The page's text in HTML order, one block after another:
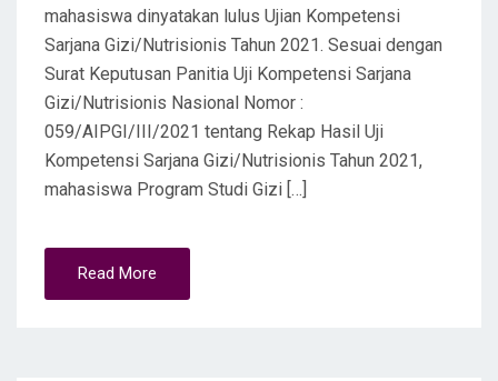
mahasiswa dinyatakan lulus Ujian Kompetensi
Sarjana Gizi/Nutrisionis Tahun 2021. Sesuai dengan
Surat Keputusan Panitia Uji Kompetensi Sarjana
Gizi/Nutrisionis Nasional Nomor :
059/AIPGI/III/2021 tentang Rekap Hasil Uji
Kompetensi Sarjana Gizi/Nutrisionis Tahun 2021,
mahasiswa Program Studi Gizi […]
Read More